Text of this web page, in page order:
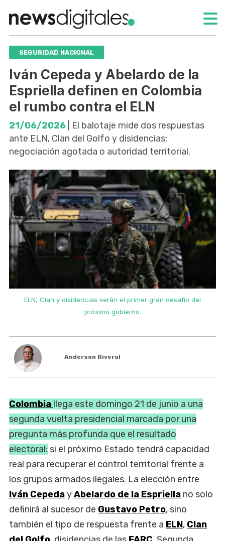
SEGURIDAD NACIONAL
Iván Cepeda y Abelardo de la
Espriella definen en Colombia
el rumbo contra el ELN
21/06/2026 | El balotaje mide dos respuestas
ante ELN, Clan del Golfo y disidencias:
negociación agotada o autoridad territorial.
ELN, Clan y disidencias serán el primer gran desafío del
próximo gobierno.
Anderson Riverol
Colombia llega este domingo 21 de junio a una
segunda vuelta presidencial marcada por una
pregunta más profunda que el resultado
electoral: si el próximo Estado tendrá capacidad
real para recuperar el control territorial frente a
los grupos armados ilegales. La elección entre
Iván CepedayAbelardo de la Espriella no solo
definirá al sucesor de Gustavo Petro, sino
también el tipo de respuesta frente a ELN, Clan